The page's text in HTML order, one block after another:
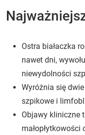
Ostra białaczka
nawet dni,
niewydolności
Wyróżnia się
szpikowe i
Objawy kliniczne
małopłytkowości